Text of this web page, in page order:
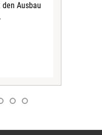
Ausbau